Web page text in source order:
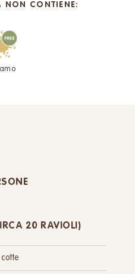
NON CONTIENE:
20 RAVIOLI)